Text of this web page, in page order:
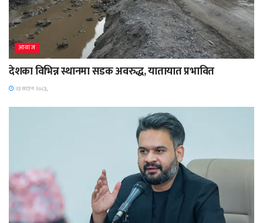
आवाज
देशका विभिन्न स्थानमा सडक अवरुद्ध, यातायात प्रभावित
२३ साउन २०८३,